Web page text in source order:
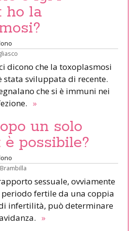
ho la
dicono che la toxoplasmosi
stata sviluppata di recente.
che si è immuni nei
»
un solo
è possibile?
sessuale, ovviamente
fertile da una coppia
infertilità, può determinare
»